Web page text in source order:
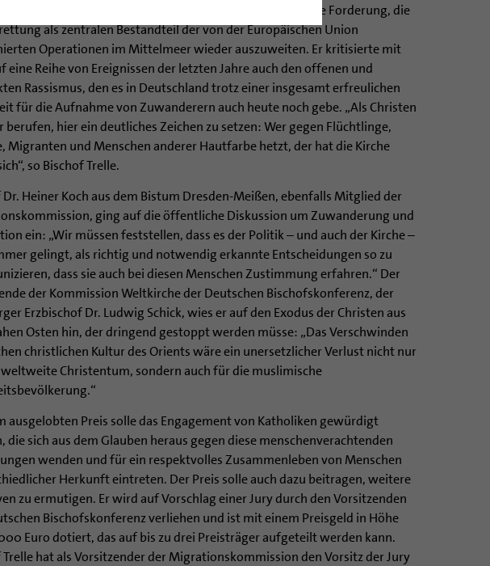
tragischen Bootsunglücks vor der libyschen Küste die Forderung, die
als zentralen Bestandteil der von der Europäischen Union
Operationen im Mittelmeer wieder auszuweiten. Er kritisierte mit
eine Reihe von Ereignissen der letzten Jahre auch den offenen und
Rassismus, den es in Deutschland trotz einer insgesamt erfreulichen
für die Aufnahme von Zuwanderern auch heute noch gebe. „Als Christen
berufen, hier ein deutliches Zeichen zu setzen: Wer gegen Flüchtlinge,
Migranten und Menschen anderer Hautfarbe hetzt, der hat die Kirche
so Bischof Trelle.
Dr. Heiner Koch aus dem Bistum Dresden-Meißen, ebenfalls Mitglied der
ging auf die öffentliche Diskussion um Zuwanderung und
ein: „Wir müssen feststellen, dass es der Politik – und auch der Kirche –
gelingt, als richtig und notwendig erkannte Entscheidungen so zu
dass sie auch bei diesen Menschen Zustimmung erfahren.“ Der
der Kommission Weltkirche der Deutschen Bischofskonferenz, der
Erzbischof Dr. Ludwig Schick, wies er auf den Exodus der Christen aus
Osten hin, der dringend gestoppt werden müsse: „Das Verschwinden
christlichen Kultur des Orients wäre ein unersetzlicher Verlust nicht nur
Christentum, sondern auch für die muslimische
ausgelobten Preis solle das Engagement von Katholiken gewürdigt
die sich aus dem Glauben heraus gegen diese menschenverachtenden
wenden und für ein respektvolles Zusammenleben von Menschen
Herkunft eintreten. Der Preis solle auch dazu beitragen, weitere
zu ermutigen. Er wird auf Vorschlag einer Jury durch den Vorsitzenden
Bischofskonferenz verliehen und ist mit einem Preisgeld in Höhe
Euro dotiert, das auf bis zu drei Preisträger aufgeteilt werden kann.
Trelle hat als Vorsitzender der Migrationskommission den Vorsitz der Jury